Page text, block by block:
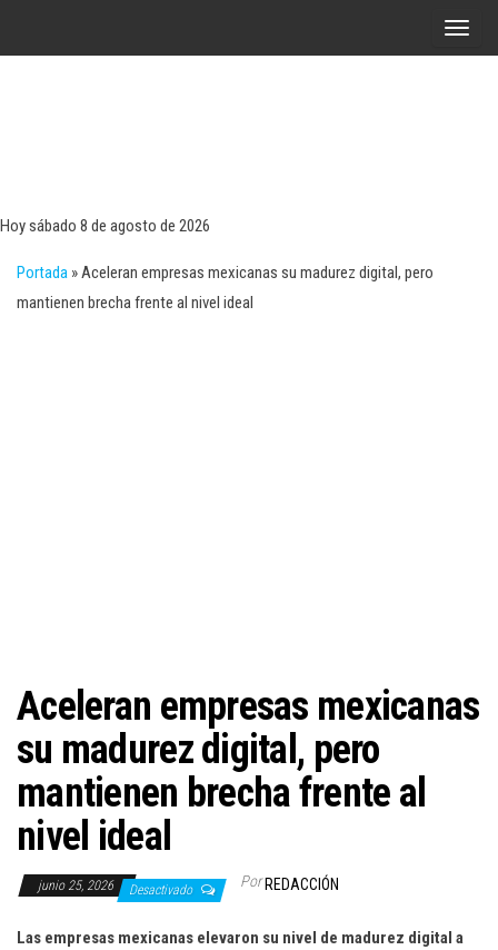
A
Hoy sábado 8 de agosto de 2026
Portada »Aceleran empresas mexicanas su madurez digital, pero
mantienen brecha frente al nivel ideal
Aceleran empresas mexicanas
su madurez digital, pero
mantienen brecha frente al
nivel ideal
junio 25, 2026 Desactivado Por REDACCIÓN
Las empresas mexicanas elevaron su nivel de madurez digital a